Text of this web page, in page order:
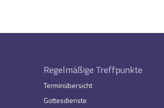
Regelmäßige Treffpunkte
Terminübersicht
Gottesdienste